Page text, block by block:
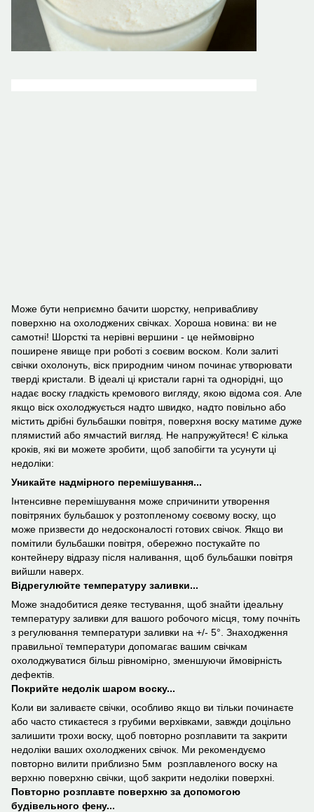
Може бути неприємно бачити шорстку, непривабливу
поверхню на охолоджених свічках. Хороша новина: ви не
самотні! Шорсткі та нерівні вершини - це неймовірно
поширене явище при роботі з соєвим воском. Коли залиті
свічки охолонуть, віск природним чином починає утворювати
тверді кристали. В ідеалі ці кристали гарні та однорідні, що
надає воску гладкість кремового вигляду, якою відома соя. Але
якщо віск охолоджується надто швидко, надто повільно або
містить дрібні бульбашки повітря, поверхня воску матиме дуже
плямистий або ямчастий вигляд. Не напружуйтеся! Є кілька
кроків, які ви можете зробити, щоб запобігти та усунути ці
недоліки:
Уникайте надмірного перемішування...
Інтенсивне перемішування може спричинити утворення
повітряних бульбашок у розтопленому соєвому воску, що
може призвести до недосконалості готових свічок. Якщо ви
помітили бульбашки повітря, обережно постукайте по
контейнеру відразу після наливання, щоб бульбашки повітря
вийшли наверх.
Відрегулюйте температуру заливки...
Може знадобитися деяке тестування, щоб знайти ідеальну
температуру заливки для вашого робочого місця, тому почніть
з регулювання температури заливки на +/- 5°. Знаходження
правильної температури допомагає вашим свічкам
охолоджуватися більш рівномірно, зменшуючи ймовірність
дефектів.
Покрийте недолік шаром воску...
Коли ви заливаєте свічки, особливо якщо ви тільки починаєте
або часто стикаєтеся з грубими верхівками, завжди доцільно
залишити трохи воску, щоб повторно розплавити та закрити
недоліки ваших охолоджених свічок. Ми рекомендуємо
повторно вилити приблизно 5мм розплавленого воску на
верхню поверхню свічки, щоб закрити недоліки поверхні.
Повторно розплавте поверхню за допомогою
будівельного фену...